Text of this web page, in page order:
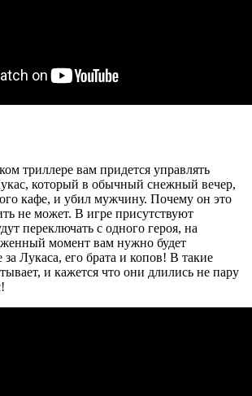
триллере вам придется управлять
который в обычный снежный вечер,
кафе, и убил мужчину. Почему он это
не может. В игре присутствуют
переключать с одного героя, на
момент вам нужно будет
Лукаса, его брата и копов! В такие
и кажется что они длились не пару